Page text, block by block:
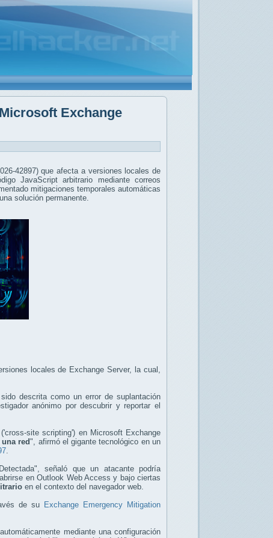
Exchange
42897) que afecta a versiones locales de
JavaScript arbitrario mediante correos
mitigaciones temporales automáticas
solución permanente.
locales de Exchange Server, la cual,
descrita como un error de suplantación
anónimo por descubrir y reportar el
site scripting') en Microsoft Exchange
red", afirmó el gigante tecnológico en un
señaló que un atacante podría
en Outlook Web Access y bajo ciertas
en el contexto del navegador web.
de su Exchange Emergency Mitigation
mediante una configuración